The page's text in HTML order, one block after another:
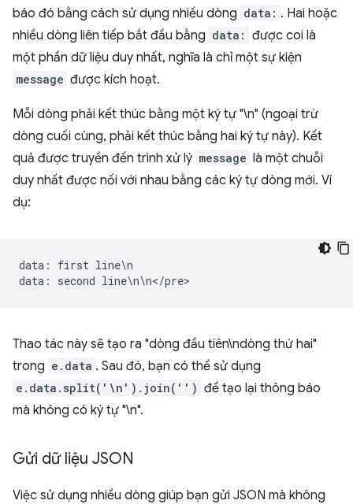
báo đó bằng cách sử dụng nhiều dòng data: . Hai hoặc
nhiều dòng liên tiếp bắt đầu bằng data: được coi là
một phần dữ liệu duy nhất, nghĩa là chỉ một sự kiện
message được kích hoạt.
Mỗi dòng phải kết thúc bằng một ký tự "\n" (ngoại trừ
dòng cuối cùng, phải kết thúc bằng hai ký tự này). Kết
quả được truyền đến trình xử lý message là một chuỗi
duy nhất được nối với nhau bằng các ký tự dòng mới. Ví
dụ:
data : first line\n
data : second line\n\n</pre
Thao tác này sẽ tạo ra "dòng đầu tiên\ndòng thứ hai"
trong e.data . Sau đó, bạn có thể sử dụng
e.data.split('\n').join('') để tạo lại thông báo
mà không có ký tự "\n".
Gửi dữ liệu JSON
Việc sử dụng nhiều dòng giúp bạn gửi JSON mà không